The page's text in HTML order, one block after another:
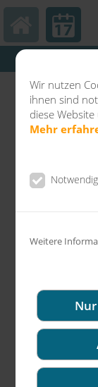
Wir nutzen
ihnen sind
diese
Mehr
Notwendig
Weitere
News aus
Fuchs &